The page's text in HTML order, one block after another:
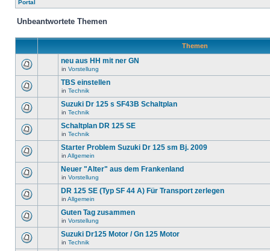
Portal
Unbeantwortete Themen
Themen
neu aus HH mit ner GN
in Vorstellung
TBS einstellen
in Technik
Suzuki Dr 125 s SF43B Schaltplan
in Technik
Schaltplan DR 125 SE
in Technik
Starter Problem Suzuki Dr 125 sm Bj. 2009
in Allgemein
Neuer "Alter" aus dem Frankenland
in Vorstellung
DR 125 SE (Typ SF 44 A) Für Transport zerlegen
in Allgemein
Guten Tag zusammen
in Vorstellung
Suzuki Dr125 Motor / Gn 125 Motor
in Technik